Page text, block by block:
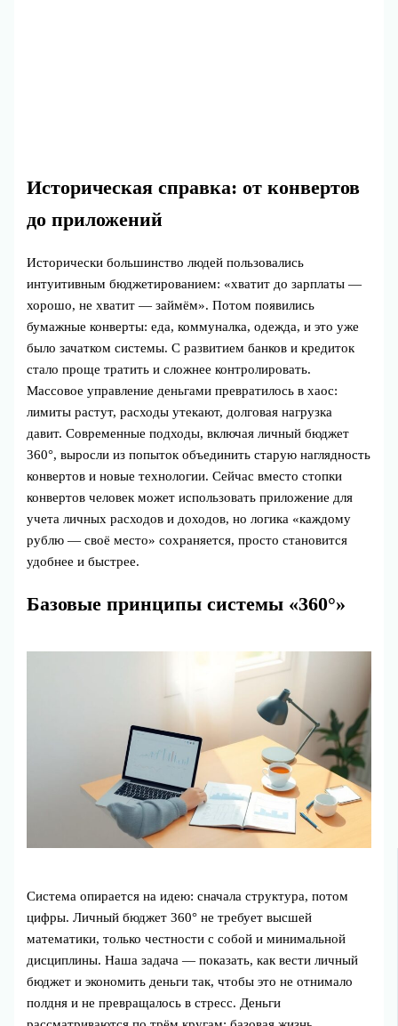
Историческая справка: от конвертов
до приложений
Исторически большинство людей пользовались
интуитивным бюджетированием: «хватит до зарплаты —
хорошо, не хватит — займём». Потом появились
бумажные конверты: еда, коммуналка, одежда, и это уже
было зачатком системы. С развитием банков и кредиток
стало проще тратить и сложнее контролировать.
Массовое управление деньгами превратилось в хаос:
лимиты растут, расходы утекают, долговая нагрузка
давит. Современные подходы, включая личный бюджет
360°, выросли из попыток объединить старую наглядность
конвертов и новые технологии. Сейчас вместо стопки
конвертов человек может использовать приложение для
учета личных расходов и доходов, но логика «каждому
рублю — своё место» сохраняется, просто становится
удобнее и быстрее.
Базовые принципы системы «360°»
Система опирается на идею: сначала структура, потом
цифры. Личный бюджет 360° не требует высшей
математики, только честности с собой и минимальной
дисциплины. Наша задача — показать, как вести личный
бюджет и экономить деньги так, чтобы это не отнимало
полдня и не превращалось в стресс. Деньги